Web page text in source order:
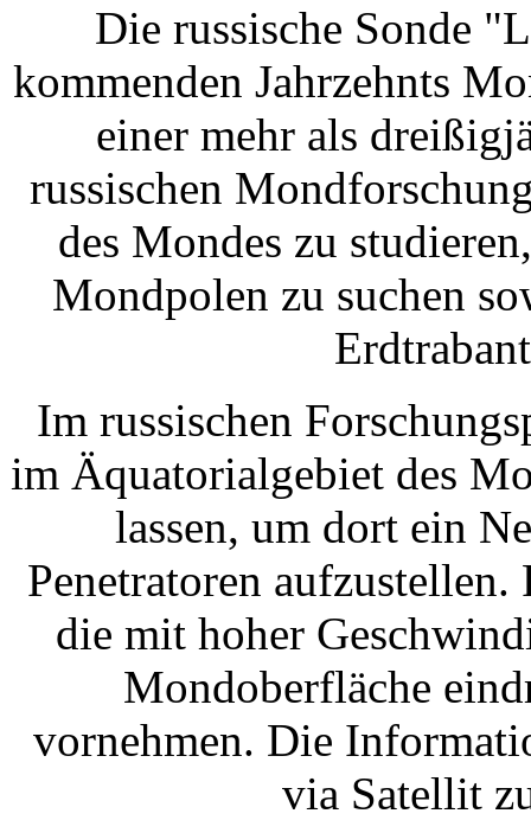
Die russische Sonde
kommenden Jahrzehnts
einer mehr als
russischen
des Mondes zu
Mondpolen zu suchen
Im russischen
im Äquatorialgebiet des
lassen, um dort ein
Penetratoren
die mit hoher
Mondoberfläche
vornehmen. Die
via Satellit